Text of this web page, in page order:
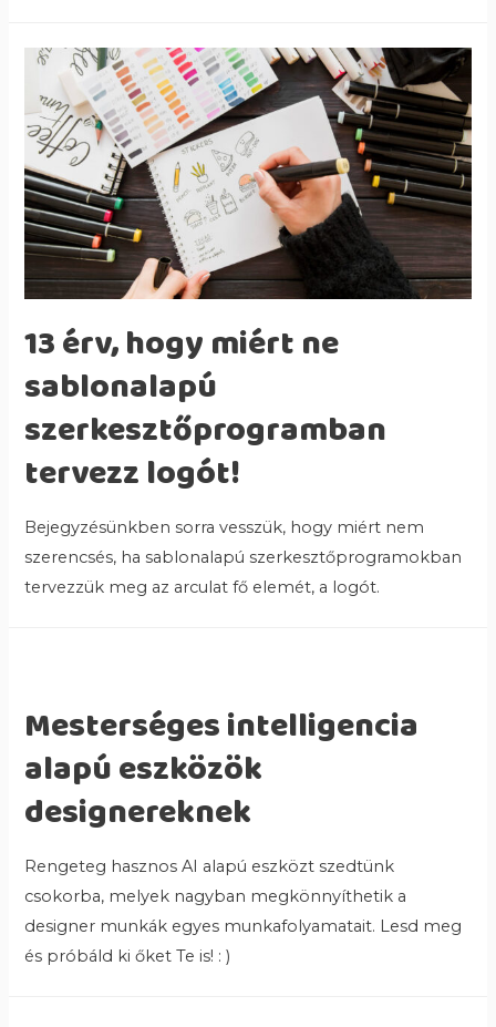
13 érv, hogy miért ne
sablonalapú
szerkesztőprogramban
tervezz logót!
Bejegyzésünkben sorra vesszük, hogy miért nem
szerencsés, ha sablonalapú szerkesztőprogramokban
tervezzük meg az arculat fő elemét, a logót.
Mesterséges intelligencia
alapú eszközök
designereknek
Rengeteg hasznos AI alapú eszközt szedtünk
csokorba, melyek nagyban megkönnyíthetik a
designer munkák egyes munkafolyamatait. Lesd meg
és próbáld ki őket Te is! : )